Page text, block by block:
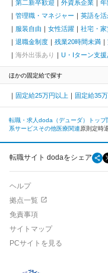
第二新卒歓迎 外資系企業 年
管理職・マネジャー
英語を活
服装自由
女性活躍 社宅・
退職金制度
残業20時間未満
海外出張あり
U・Iターン支援
ほかの固定給で探す
固定給25万円以上 固定給35
転職・求人doda（デューダ）トップ
系サービス その他医療関連原則定時
転職サイト dodaをシェア
ヘルプ
拠点一覧
免責事項
サイトマップ
PCサイトを見る